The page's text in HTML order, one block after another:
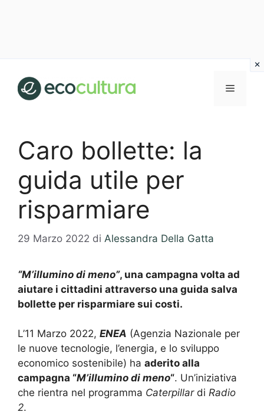
contenuto
MENU
Caro bollette: la
guida utile per
risparmiare
29 Marzo 2022 di Alessandra Della Gatta
“M’illumino di meno”, una campagna volta ad
aiutare i cittadini attraverso una guida salva
bollette per risparmiare sui costi.
L’11 Marzo 2022, ENEA (Agenzia Nazionale per
le nuove tecnologie, l’energia, e lo sviluppo
economico sostenibile) ha aderito alla
campagna “M’illumino di meno“. Un’iniziativa
che rientra nel programma Caterpillardi Radio
2.